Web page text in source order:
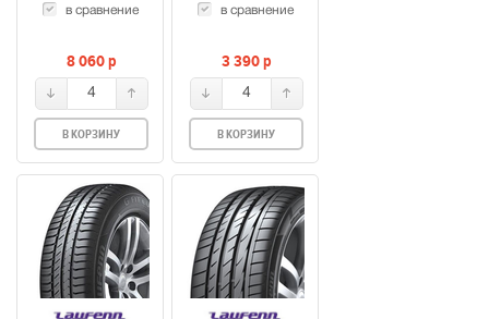
в сравнение
8 060p
4
В КОРЗИНУ
в сравнение
3 390p
4
В КОРЗИНУ